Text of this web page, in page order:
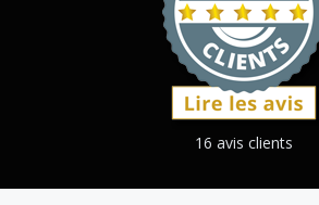
16 avis clients